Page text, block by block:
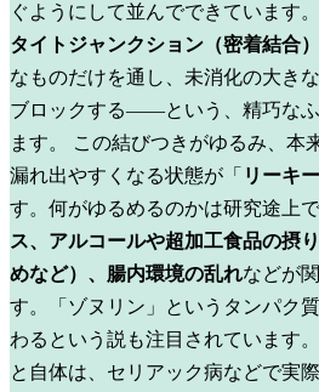
ぐようにして並んでできています
タイトジャンクション（密着結合）
なものだけを通し、未消化の大き
ブロックする——という、精巧な
ます。
この結びつきがゆるみ、本
漏れ出やすくなる状態が「 リーキ
す。何がゆるめるのかは研究途上
ス、アルコールや超加工食品の摂
めなど）、腸内環境の乱れなどが
す。「ゾヌリン」というタンパク
わるという説も注目されています。
と自体は、セリアック病などで実